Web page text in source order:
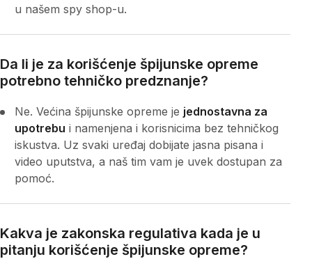
u našem spy shop-u.
Da li je za korišćenje špijunske opreme
potrebno tehničko predznanje?
Ne. Većina špijunske opreme je jednostavna za
upotrebu i namenjena i korisnicima bez tehničkog
iskustva. Uz svaki uređaj dobijate jasna pisana i
video uputstva, a naš tim vam je uvek dostupan za
pomoć.
Kakva je zakonska regulativa kada je u
pitanju korišćenje špijunske opreme?